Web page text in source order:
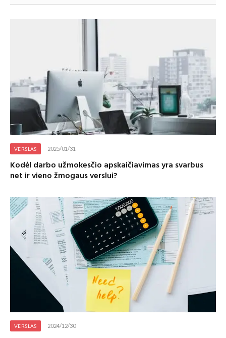
VERSLAS 2025/01/31
Kodėl darbo užmokesčio apskaičiavimas yra svarbus
net ir vieno žmogaus verslui?
VERSLAS 2024/12/30